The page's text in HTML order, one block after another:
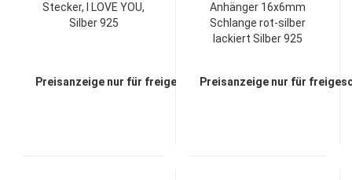
Stecker, I LOVE YOU,
Silber 925
Preisanzeige nur für freigeschaltete Kunden
Anhänger 16x6mm
Schlange rot-silber
lackiert Silber 925
Preisanzeige nur für